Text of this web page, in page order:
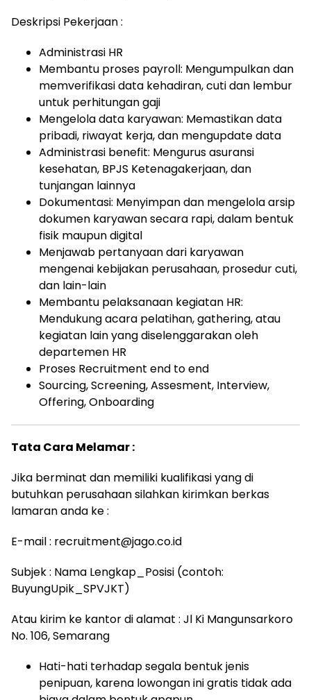
Deskripsi Pekerjaan :
Administrasi HR
Membantu proses payroll: Mengumpulkan dan
memverifikasi data kehadiran, cuti dan lembur
untuk perhitungan gaji
Mengelola data karyawan: Memastikan data
pribadi, riwayat kerja, dan mengupdate data
Administrasi benefit: Mengurus asuransi
kesehatan, BPJS Ketenagakerjaan, dan
tunjangan lainnya
Dokumentasi: Menyimpan dan mengelola arsip
dokumen karyawan secara rapi, dalam bentuk
fisik maupun digital
Menjawab pertanyaan dari karyawan
mengenai kebijakan perusahaan, prosedur cuti,
dan lain-lain
Membantu pelaksanaan kegiatan HR:
Mendukung acara pelatihan, gathering, atau
kegiatan lain yang diselenggarakan oleh
departemen HR
Proses Recruitment end to end
Sourcing, Screening, Assesment, Interview,
Offering, Onboarding
Tata Cara Melamar :
Jika berminat dan memiliki kualifikasi yang di
butuhkan perusahaan silahkan kirimkan berkas
lamaran anda ke :
E-mail : recruitment@jago.co.id
Subjek : Nama Lengkap_Posisi (contoh:
BuyungUpik_SPVJKT)
Atau kirim ke kantor di alamat : Jl Ki Mangunsarkoro
No. 106, Semarang
Hati-hati terhadap segala bentuk jenis
penipuan, karena lowongan ini gratis tidak ada